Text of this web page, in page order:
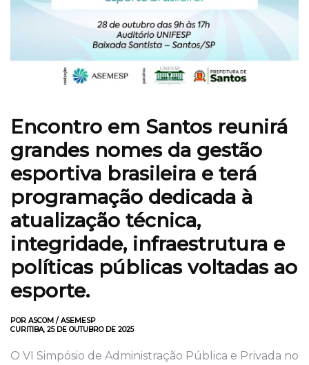
Encontro em Santos reunirá
grandes nomes da gestão
esportiva brasileira e terá
programação dedicada à
atualização técnica,
integridade, infraestrutura e
políticas públicas voltadas ao
esporte.
POR ASCOM / ASEMESP
CURITIBA, 25 DE OUTUBRO DE 2025
O VI Simpósio de Administração Pública e Privada no